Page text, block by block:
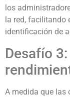
los
la red, facilitando
identificación de
Desafío
A medida que las